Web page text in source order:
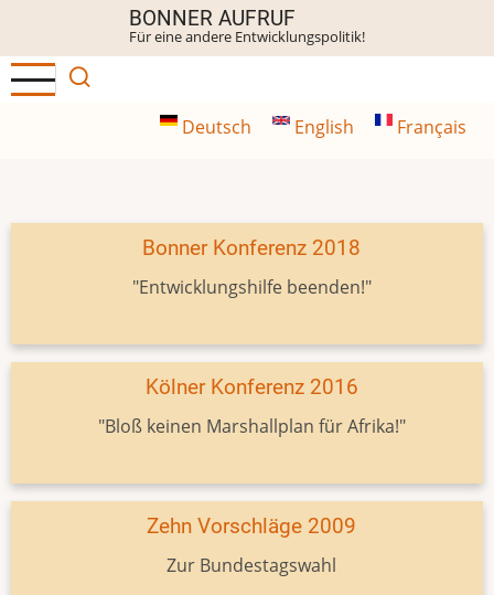
Inhalt
BONNER AUFRUF
Für eine andere Entwicklungspolitik!
Deutsch English Français
Bonner Konferenz 2018
"Entwicklungshilfe beenden!"
Kölner Konferenz 2016
"Bloß keinen Marshallplan für Afrika!"
Zehn Vorschläge 2009
Zur Bundestagswahl